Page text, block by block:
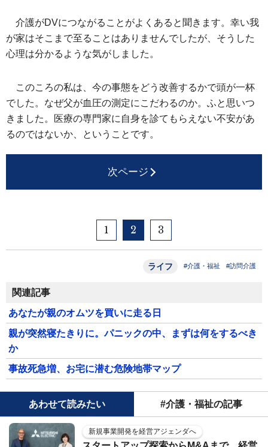
介護がDVにつながることがよくあると聞きます。幸い我
が家はそこまで至ることはありませんでしたが、そうした
心理は分かるような気がしました。
このころの私は、今の事態をどう改善するかで頭が一杯
でした。なぜ父が血圧の測定にこだわるのか。ふと思いつ
きました。医療の専門家に自身を診てもらえない不安があ
るのではないか、ということです。
次ページ
1 2 3
ライフ #介護・福祉 #訪問介護
関連記事
あなたが親のオムツを買いに走る日
親が突然寝たきりに。パニックの中、まずは何をするべき
か
事故死急増、お宅に潜む危険地帯マップ
あわせて読みたい #介護・福祉の記事
新規事業開発を経営アジェンダへ